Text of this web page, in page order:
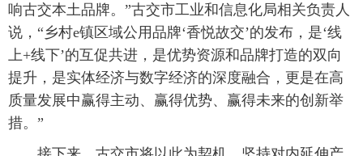
响古交本土品牌。”古交市工业和信息化局相关负责人
说，“乡村e镇区域公用品牌‘香悦故交’的发布，是‘线
上+线下’的互促共进，是优势资源和品牌打造的双向
提升，是实体经济与数字经济的深度融合，更是在高
质量发展中赢得主动、赢得优势、赢得未来的创新举
措。”